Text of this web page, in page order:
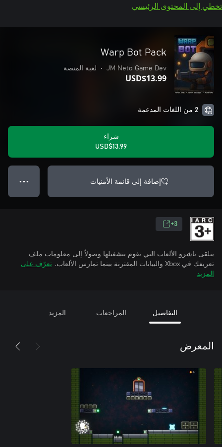
تخطي إلى المحتوى الرئيسي
Warp Bot Pack
JM Neto Game Dev
• لعبة المنصة
USD$13.99
2 من اللغات المدعمة
شراء
USD$13.99
إضافة إلى قائمة الأمنيات ● ● ●
3+
يتلقى ناشرو الألعاب التي تقوم بتشغيلها وصولاً إلى معلومات ملف
تعريفك في Xbox والبيانات المقترنة بينما تمارس الألعاب.
تعرّف على
المزيد
التفاصيل المراجعات المزيد
المعرض